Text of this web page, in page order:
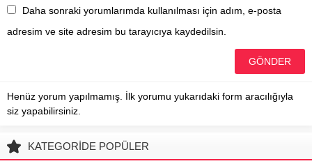
Daha sonraki yorumlarımda kullanılması için adım, e-posta
adresim ve site adresim bu tarayıcıya kaydedilsin.
Henüz yorum yapılmamış. İlk yorumu yukarıdaki form aracılığıyla
siz yapabilirsiniz.
KATEGORİDE POPÜLER